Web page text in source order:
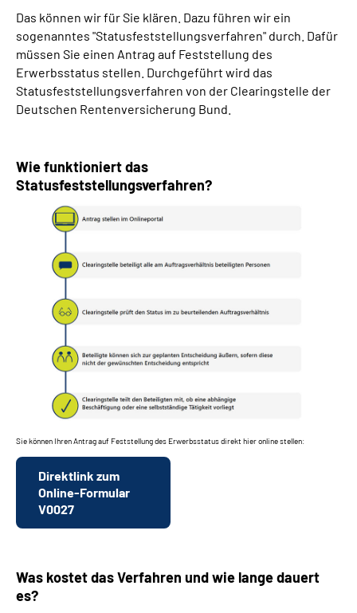
Das können wir für Sie klären. Dazu führen wir ein
sogenanntes "Statusfeststellungsverfahren" durch. Dafür
müssen Sie einen Antrag auf Feststellung des
Erwerbsstatus stellen. Durchgeführt wird das
Statusfeststellungsverfahren von der Clearingstelle der
Deutschen Rentenversicherung Bund.
Wie funktioniert das
Statusfeststellungsverfahren?
Sie können Ihren Antrag auf Feststellung des Erwerbsstatus direkt hier online stellen:
Direktlink zum
Online-Formular
V0027
Was kostet das Verfahren und wie lange dauert
es?